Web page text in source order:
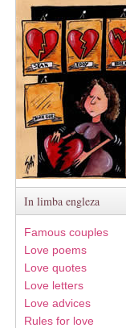
In limba engleza
Famous couples
Love poems
Love quotes
Love letters
Love advices
Rules for love